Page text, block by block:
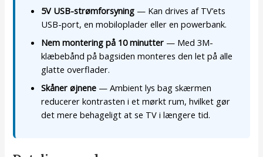
5V USB-strømforsyning — Kan drives af TV’ets
USB-port, en mobiloplader eller en powerbank.
Nem montering på 10 minutter — Med 3M-
klæbebånd på bagsiden monteres den let på alle
glatte overflader.
Skåner øjnene — Ambient lys bag skærmen
reducerer kontrasten i et mørkt rum, hvilket gør
det mere behageligt at se TV i længere tid.